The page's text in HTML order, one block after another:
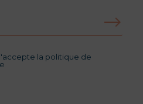
la politique de